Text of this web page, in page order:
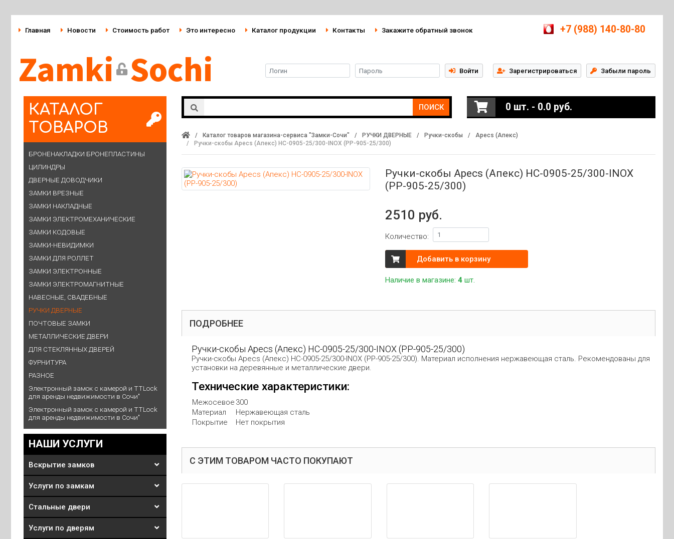
Главная Новости Стоимость работ Это интересно Каталог продукции Контакты Закажите обратный звонок +7 (988) 140-80-80
Zamki Sochi Войти Зарегистрироваться Забыли пароль
КАТАЛОГ
ТОВАРОВ
БРОНЕНАКЛАДКИ БРОНЕПЛАСТИНЫ
ЦИЛИНДРЫ
ДВЕРНЫЕ ДОВОДЧИКИ
ЗАМКИ ВРЕЗНЫЕ
ЗАМКИ НАКЛАДНЫЕ
ЗАМКИ ЭЛЕКТРОМЕХАНИЧЕСКИЕ
ЗАМКИ КОДОВЫЕ
ЗАМКИ-НЕВИДИМКИ
ЗАМКИ ДЛЯ РОЛЛЕТ
ЗАМКИ ЭЛЕКТРОННЫЕ
ЗАМКИ ЭЛЕКТРОМАГНИТНЫЕ
НАВЕСНЫЕ, СВАДЕБНЫЕ
РУЧКИ ДВЕРНЫЕ
ПОЧТОВЫЕ ЗАМКИ
МЕТАЛЛИЧЕСКИЕ ДВЕРИ
ДЛЯ СТЕКЛЯННЫХ ДВЕРЕЙ
ФУРНИТУРА
РАЗНОЕ
Электронный замок с камерой и TTLock
для аренды недвижимости в Сочи"
Электронный замок с камерой и TTLock
для аренды недвижимости в Сочи"
НАШИ УСЛУГИ
Вскрытие замков
Услуги по замкам
Стальные двери
Услуги по дверям
ПОИСК 0 шт. - 0.0 руб.
/ Каталог товаров магазина-сервиса "Замки-Сочи" / РУЧКИ ДВЕРНЫЕ / Ручки-скобы /
Apecs (Апекс)
/
Ручки-скобы Apecs (Апекс) HC-0905-25/300-INOX (PP-905-25/300)
Ручки-скобы Apecs (Апекс) HC-0905-25/300-INOX
(PP-905-25/300)
2510 руб.
Количество:
Добавить в корзину
Наличие в магазине:4 шт.
ПОДРОБНЕЕ
Ручки-скобы Apecs (Апекс) HC-0905-25/300-INOX (PP-905-25/300)
Ручки-скобы Apecs (Апекс) HC-0905-25/300-INOX (PP-905-25/300). Материал исполнения нержавеющая сталь. Рекомендованы для
установки на деревянные и металлические двери.
Технические характеристики:
Межосевое 300
Материал
Нержавеющая сталь
Покрытие
Нет покрытия
С ЭТИМ ТОВАРОМ ЧАСТО ПОКУПАЮТ